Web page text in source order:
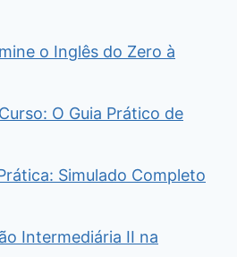
o Inglês do Zero à
O Guia Prático de
Simulado Completo
Intermediária II na